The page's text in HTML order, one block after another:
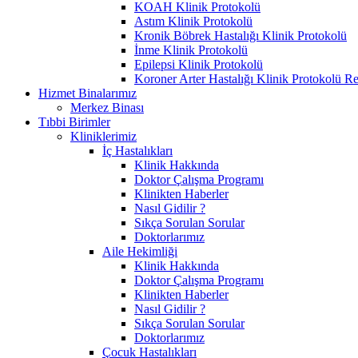
KOAH Klinik Protokolü
Astım Klinik Protokolü
Kronik Böbrek Hastalığı Klinik Protokolü
İnme Klinik Protokolü
Epilepsi Klinik Protokolü
Koroner Arter Hastalığı Klinik Protokolü
Hizmet Binalarımız
Merkez Binası
Tıbbi Birimler
Kliniklerimiz
İç Hastalıkları
Klinik Hakkında
Doktor Çalışma Programı
Klinikten Haberler
Nasıl Gidilir ?
Sıkça Sorulan Sorular
Doktorlarımız
Aile Hekimliği
Klinik Hakkında
Doktor Çalışma Programı
Klinikten Haberler
Nasıl Gidilir ?
Sıkça Sorulan Sorular
Doktorlarımız
Çocuk Hastalıkları